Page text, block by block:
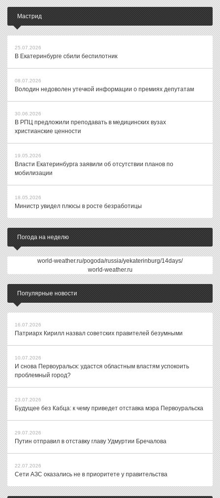
Мастрид
25.07.2026
В Екатеринбурге сбили беспилотник
08.07.2026
Володин недоволен утечкой информации о премиях депутатам
30.06.2026
В РПЦ предложили преподавать в медицинских вузах
христианские ценности
19.05.2026
Власти Екатеринбурга заявили об отсутствии планов по
мобилизации
18.05.2026
Министр увидел плюсы в росте безработицы
Погода на неделю
world-weather.ru/pogoda/russia/yekaterinburg/14days/
world-weather.ru
Популярные новости
16.07.2026
Патриарх Кирилл назвал советских правителей безумными
10.07.2026
И снова Первоуральск: удастся областным властям успокоить
проблемный город?
23.07.2026
Будущее без Кабца: к чему приведет отставка мэра Первоуральска
29.07.2026
Путин отправил в отставку главу Удмуртии Бречалова
22.07.2026
Сети АЗС оказались не в приоритете у правительства